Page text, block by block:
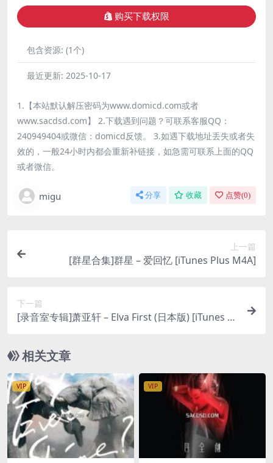
购买下载权限
包含资源: (1个)
最近更新: 2025-10-17
1.【本站默认解压密码为www.domicd.com或者
www.sacdsd.com】 2.下载遇到问题？可联系客服QQ：
240949404或微信：domicd反馈。 3.如遇下载地址丢失或者失
效的，一般24小时内都会重新补链接，如急需可联系上面的QQ
或者微信。
migu 分享 收藏 点赞(0)
上一篇
[群星合集]群星 – 爱回忆 [iTunes Plus M4A]
下一篇
[录音室专辑]萧亚轩 – Elva First (日本版) [iTunes Pl
相关文章
VIP VIP